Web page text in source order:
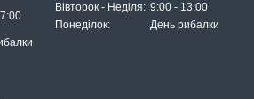
Вівторок - Неділя: 9:00 - 13:00
Понеділок:
День рибалки